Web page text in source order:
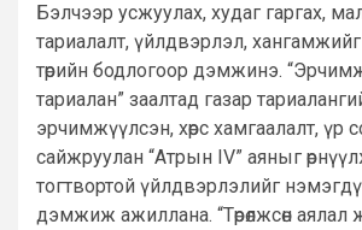
Бэлчээр усжуулах, худаг гаргах,
тариалалт, үйлдвэрлэл, хангамжийг
төрийн бодлогоор дэмжинэ.
тариалан” заалтад газар
эрчимжүүлсэн, хөрс хамгаалалт, үр
сайжруулан “Атрын IV” аяныг
тогтвортой үйлдвэрлэлийг
дэмжиж ажиллана. “Төрөлжсөн аялал